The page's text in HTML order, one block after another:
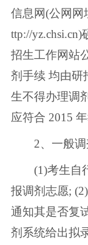
信息网(公网网
ttp://
招生工作网站
剂手续 均由研
生不得办理调
应符合 2015
2、一般调
(1)考生自行
报调剂志愿;
通知其是否复
剂系统给出拟